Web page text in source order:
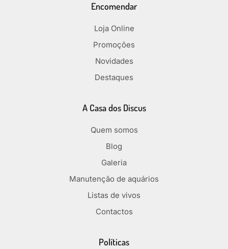
Encomendar
Loja Online
Promoções
Novidades
Destaques
A Casa dos Discus
Quem somos
Blog
Galeria
Manutenção de aquários
Listas de vivos
Contactos
Políticas